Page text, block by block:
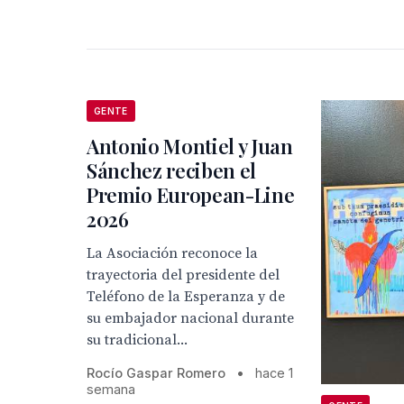
GENTE
Antonio Montiel y Juan
Sánchez reciben el
Premio European-Line
2026
La Asociación reconoce la
trayectoria del presidente del
Teléfono de la Esperanza y de
su embajador nacional durante
su tradicional...
Rocío Gaspar Romero •
hace 1
semana